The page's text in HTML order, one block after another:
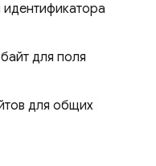
идентификатора
для поля
для общих